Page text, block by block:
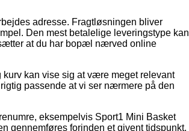
adresse. Fragtløsningen bliver
Den mest betalelige leveringstype kan
at du har bopæl nærved online
kan vise sig at være meget relevant
passende at vi ser nærmere på den
eksempelvis Sport1 Mini Basket
gennemføres forinden et givent tidspunkt,